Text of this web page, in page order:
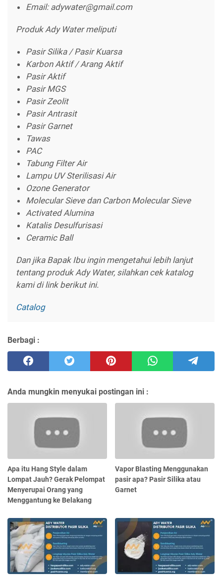
Email: adywater@gmail.com
Produk Ady Water meliputi
Pasir Silika / Pasir Kuarsa
Karbon Aktif / Arang Aktif
Pasir Aktif
Pasir MGS
Pasir Zeolit
Pasir Antrasit
Pasir Garnet
Tawas
PAC
Tabung Filter Air
Lampu UV Sterilisasi Air
Ozone Generator
Molecular Sieve dan Carbon Molecular Sieve
Activated Alumina
Katalis Desulfurisasi
Ceramic Ball
Dan jika Bapak Ibu ingin mengetahui lebih lanjut
tentang produk Ady Water, silahkan cek katalog
kami di link berikut ini.
Catalog
Berbagi :
Anda mungkin menyukai postingan ini :
Apa itu Hang Style dalam
Lompat Jauh? Gerak Pelompat
Menyerupai Orang yang
Menggantung ke Belakang
Vapor Blasting Menggunakan
pasir apa? Pasir Silika atau
Garnet